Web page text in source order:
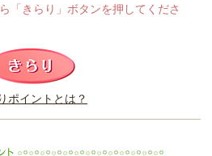
したか？
「きらり」ボタンを押してくださ
ポイントとは？